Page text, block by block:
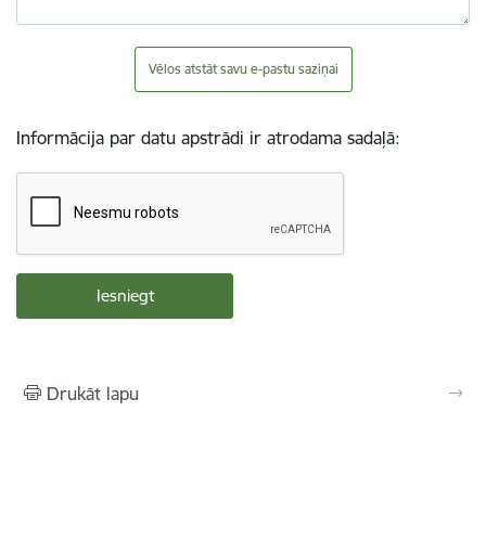
Vēlos atstāt savu e-pastu saziņai
Informācija par datu apstrādi ir atrodama sadaļā:
Drukāt lapu